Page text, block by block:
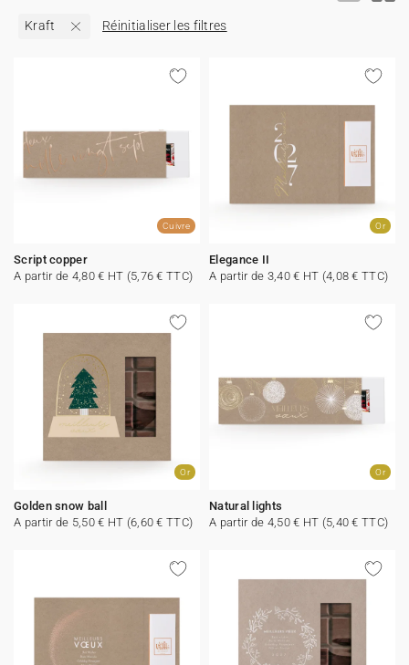
Kraft Réinitialiser les filtres
Cuivre
Script copper
A partir de 4,80 € HT (5,76 € TTC)
Or
Elegance II
A partir de 3,40 € HT (4,08 € TTC)
Or
Golden snow ball
A partir de 5,50 € HT (6,60 € TTC)
Or
Natural lights
A partir de 4,50 € HT (5,40 € TTC)